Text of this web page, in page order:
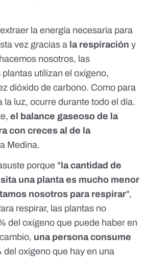
la energía necesaria para
vez gracias a la respiración y
nosotros, las
utilizan el oxígeno,
dióxido de carbono. Como para
la luz, ocurre durante todo el día.
el balance gaseoso de la
con creces al de la
Medina.
porque " la cantidad de
una planta es mucho menor
nosotros para respirar",
respirar, las plantas no
del oxígeno que puede haber en
una persona consume
del oxígeno que hay en una